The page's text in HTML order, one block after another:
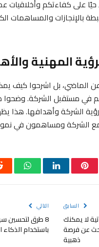
حيًا على كفاءتكم
بالإنجازات والمساهمات
عن الماضي، بل اشرحوا كيف
في مستقبل الشركة.
الشركة وأهدافها. هذا
الشركة ومساهمون في
بينتيريستلينكدإن واتساب
السابق
لا يمكنك
عن فرصة
ذهبية
التالي
8 طرق لتحسين
باستخدام